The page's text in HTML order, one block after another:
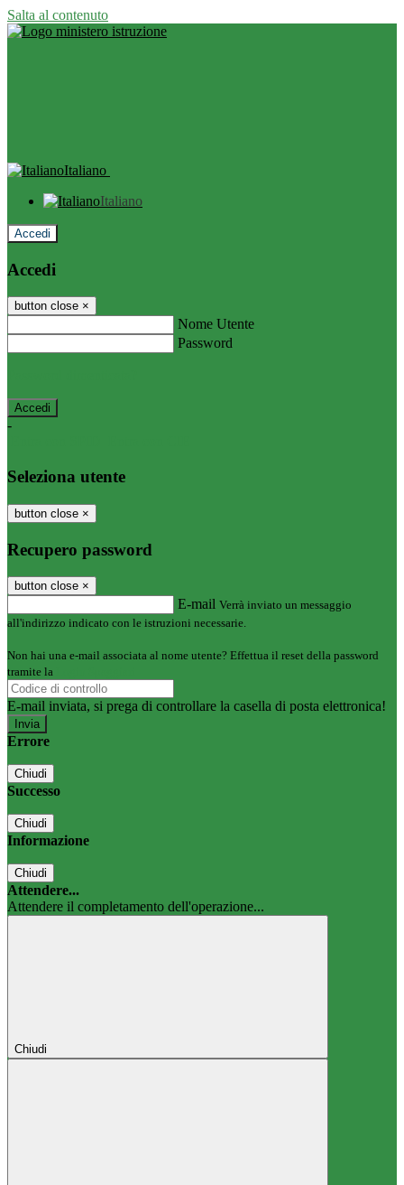
Salta al contenuto
Italiano
Italiano
Accedi
Accedi
button close ×
Nome Utente
Password
-
Seleziona utente
button close ×
Recupero password
button close ×
E-mail Verrà inviato un messaggio
all'indirizzo indicato con le istruzioni necessarie.
Non hai una e-mail associata al nome utente? Effettua il reset della password
tramite la
E-mail inviata, si prega di controllare la casella di posta elettronica!
Errore
Chiudi
Successo
Chiudi
Informazione
Chiudi
Attendere...
Attendere il completamento dell'operazione...
Chiudi